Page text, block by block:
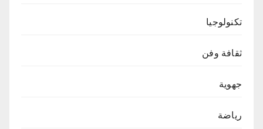
تكنولوجيا
ثقافة وفن
جهوية
رياضة